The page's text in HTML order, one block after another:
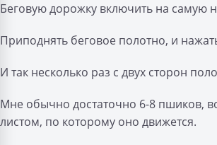
Беговую дорожку включить на самую
Приподнять беговое полотно, и
И так несколько раз с двух сторон
Мне обычно достаточно 6-8 пшиков,
листом, по которому оно движется.